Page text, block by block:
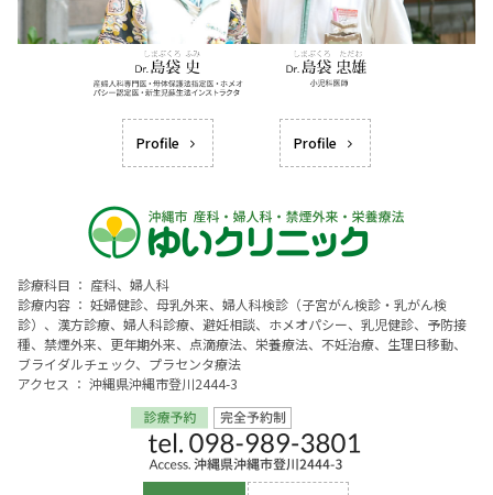
Profile Profile
診療科目 ： 産科、婦人科
診療内容 ： 妊婦健診、母乳外来、婦人科検診（子宮がん検診・乳がん検
診）、漢方診療、婦人科診療、避妊相談、ホメオパシー、乳児健診、予防接
種、禁煙外来、更年期外来、点滴療法、栄養療法、不妊治療、生理日移動、
ブライダルチェック、プラセンタ療法
アクセス ： 沖縄県沖縄市登川2444-3